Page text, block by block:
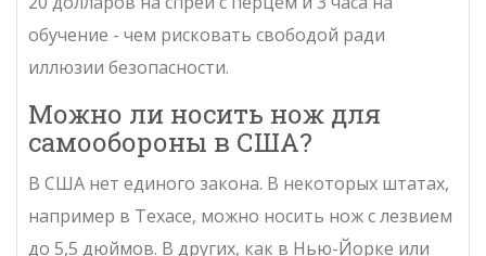
обучение - чем рисковать свободой ради
иллюзии безопасности.
Можно ли носить нож для
самообороны в США?
В США нет единого закона. В некоторых штатах,
например в Техасе, можно носить нож с лезвием
до 5,5 дюймов. В других, как в Нью-Йорке или